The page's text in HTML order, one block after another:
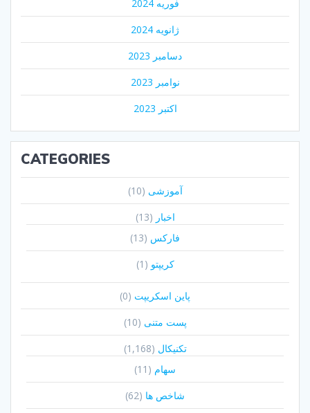
فوریه 2024
ژانویه 2024
دسامبر 2023
نوامبر 2023
اکتبر 2023
CATEGORIES
آموزشی (10)
اخبار (13)
فارکس (13)
کریپتو (1)
پاین اسکریپت (0)
پست متنی (10)
تکنیکال (1,168)
سهام (11)
شاخص ها (62)